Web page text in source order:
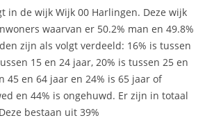
in de wijk Wijk 00 Harlingen. Deze wijk
waarvan er 50.2% man en 49.8%
zijn als volgt verdeeld: 16% is tussen
15 en 24 jaar, 20% is tussen 25 en
45 en 64 jaar en 24% is 65 jaar of
en 44% is ongehuwd. Er zijn in totaal
bestaan uit 39%